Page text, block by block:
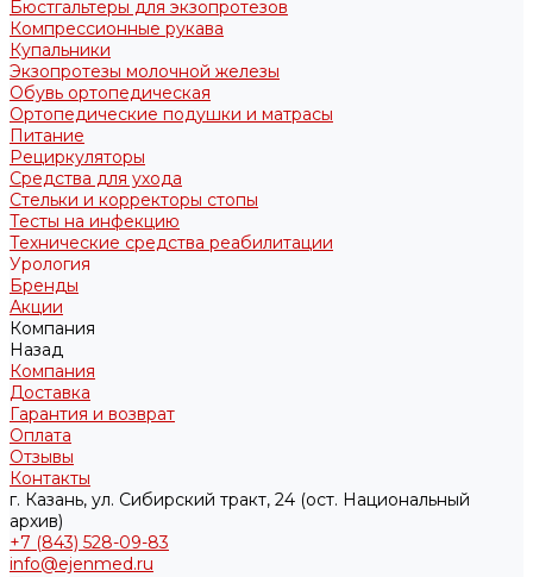
Бюстгальтеры для экзопротезов
Компрессионные рукава
Купальники
Экзопротезы молочной железы
Обувь ортопедическая
Ортопедические подушки и матрасы
Питание
Рециркуляторы
Средства для ухода
Стельки и корректоры стопы
Тесты на инфекцию
Технические средства реабилитации
Урология
Бренды
Акции
Компания
Назад
Компания
Доставка
Гарантия и возврат
Оплата
Отзывы
Контакты
г. Казань, ул. Сибирский тракт, 24 (ост. Национальный
архив)
+7 (843) 528-09-83
info@ejenmed.ru